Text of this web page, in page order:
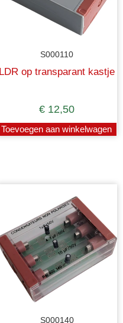
S000110
LDR op transparant kastje
€ 12,50
Toevoegen aan winkelwagen
S000140